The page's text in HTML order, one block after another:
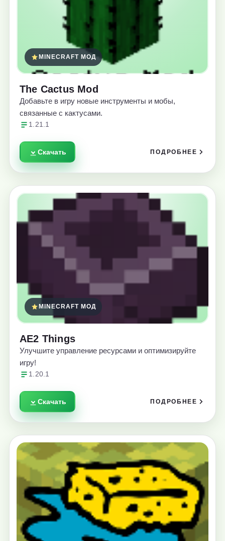
MINECRAFT МОД
The Cactus Mod
Добавьте в игру новые инструменты и мобы,
связанные с кактусами.
1.21.1
Скачать ПОДРОБНЕЕ
MINECRAFT МОД
AE2 Things
Улучшите управление ресурсами и оптимизируйте
игру!
1.20.1
Скачать ПОДРОБНЕЕ